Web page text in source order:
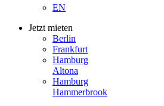
EN
Jetzt mieten
Berlin
Frankfurt
Hamburg
Altona
Hamburg
Hammerbrook